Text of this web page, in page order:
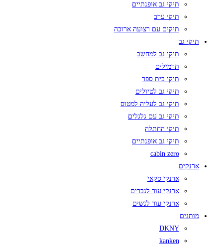
תיקי גב אופנתיים
תיקי ערב
תיקים עם רצועה ארוכה
תיקי גב
תיקי גב למחשב
תרמילים
תיקי בית ספר
תיקי גב לטיולים
תיקי גב לעליה למטוס
תיקי גב עם גלגלים
תיקי החתלה
תיקי גב אופנתיים
cabin zero
ארנקים
ארנקי סקאי
ארנקי עור לגברים
ארנקי עור לנשים
מותגים
DKNY
kanken